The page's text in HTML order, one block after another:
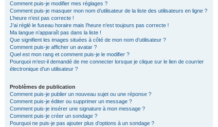
Comment puis-je modifier mes réglages ?
Comment puis-je masquer mon nom d’utilisateur de la liste des utilisateurs en ligne ?
L’heure n’est pas correcte !
J’ai réglé le fuseau horaire mais l’heure n’est toujours pas correcte !
Ma langue n’apparaît pas dans la liste !
Que signifient les images situées à côté de mon nom d’utilisateur ?
Comment puis-je afficher un avatar ?
Quel est mon rang et comment puis-je le modifier ?
Pourquoi m’est-il demandé de me connecter lorsque je clique sur le lien de courrier
électronique d’un utilisateur ?
Problèmes de publication
Comment puis-je publier un nouveau sujet ou une réponse ?
Comment puis-je éditer ou supprimer un message ?
Comment puis-je insérer une signature à mon message ?
Comment puis-je créer un sondage ?
Pourquoi ne puis-je pas ajouter plus d’options à un sondage ?